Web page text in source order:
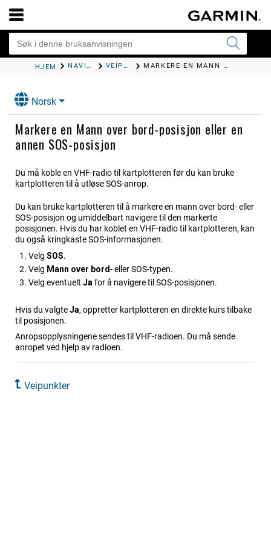
HJEM NAVIGASJON MED KARTPLOTTER VEIPUNKTER MARKERE EN MANN OVER BORD-POSISJON ELLER EN ANNEN SOS-POSISJON
Norsk
Markere en Mann over bord-posisjon eller en
annen SOS-posisjon
Du må koble en VHF-radio til kartplotteren før du kan bruke
kartplotteren til å utløse SOS-anrop.
Du kan bruke kartplotteren til å markere en mann over bord- eller
SOS-posisjon og umiddelbart navigere til den markerte
posisjonen. Hvis du har koblet en VHF-radio til kartplotteren, kan
du også kringkaste SOS-informasjonen.
Velg SOS.
Velg Mann over bord- eller SOS-typen.
Velg eventuelt Jafor å navigere til SOS-posisjonen.
Hvis du valgteJa, oppretter kartplotteren en direkte kurs tilbake
til posisjonen.
Anropsopplysningene sendes til VHF-radioen. Du må sende
anropet ved hjelp av radioen.
Veipunkter